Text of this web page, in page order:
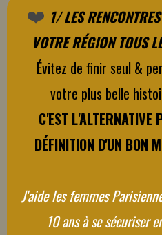
❤️‍ 1/ LES
VOTRE RÉGION TOUS
Évitez de finir seul &
votre plus belle
C'EST L'ALTERNATIVE
DÉFINITION D'UN BON
J'aide les femmes
10 ans à se sécuriser